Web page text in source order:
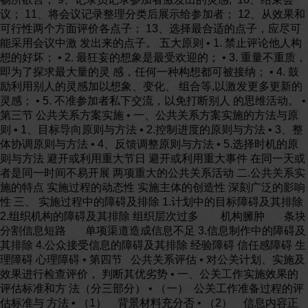
议； 11、将会议记录整理分类后展示给参加者； 12、从效果和
可行性两个方面评价各点子； 13、选择最合适的点子，应尽可
能采用会议中激 发出来的点子。 五大原则 • 1. 禁止评论他人构
想的好坏； • 2. 最狂妄的想象是最受欢迎的； • 3. 重量不重质，
即为了探求最大量的灵 感，任何一种构想都可被接纳； • 4. 鼓
励利用别人的灵感加以想象、变化、 组合等,以激发更多更新的
灵感； • 5. 不准参加者私下交流，以免打断别人 的思维活动。 •
第三节 公共关系方案实施 • 一、公共关系方案实施的方法与原
则 • 1、目标导向原则与方法 • 2.控制进度的原则与方法 • 3、整
体协调原则与方法 • 4、反馈调整原则与方法 • 5.选择时机的原
则与方法 避开或利用重大节日 避开或利用重大事件 在同一天或
者是同一时间不易开展 两项重大的公共关系活动 二.公共关系实
施的特点 实施过程的动态性 实施主体的创造性 深刻广泛的影响
性 三、 实施过程中的障碍及排除 1.计划中的目标障碍及其排除
2.组织机构的障碍及其排除 组织层次过多 机构臃肿 条块
分割信息短路 单项渠道造成信息不足 3.信息制作中的障碍及
其排除 4.公众接受信息的障碍及其排除 经验障碍 信任感障碍 生
理障碍 心理障碍 • 第四节 公共关系评估 • 对公关计划、实施及
效果进行检查评价， 判断其优劣势 • 一、公关工作实施效果的
评估标准和方 法（分三部分） • （一） 公关工作准备过程的评
估标准与 方法 • （1） 背景材料充分否 • （2） 信息内容正